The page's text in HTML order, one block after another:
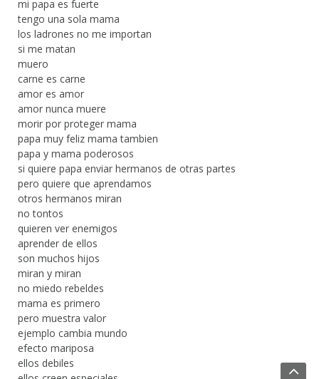
mi papa es fuerte
tengo una sola mama
los ladrones no me importan
si me matan
muero
carne es carne
amor es amor
amor nunca muere
morir por proteger mama
papa muy feliz mama tambien
papa y mama poderosos
si quiere papa enviar hermanos de otras partes
pero quiere que aprendamos
otros hermanos miran
no tontos
quieren ver enemigos
aprender de ellos
son muchos hijos
miran y miran
no miedo rebeldes
mama es primero
pero muestra valor
ejemplo cambia mundo
efecto mariposa
ellos debiles